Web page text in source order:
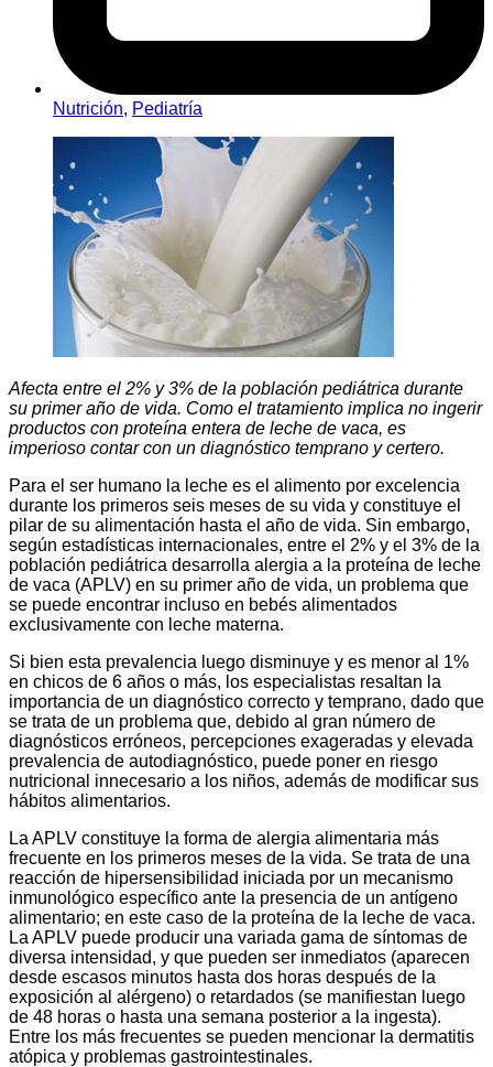
Nutrición, Pediatría
Afecta entre el 2% y 3% de la población pediátrica durante
su primer año de vida. Como el tratamiento implica no ingerir
productos con proteína entera de leche de vaca, es
imperioso contar con un diagnóstico temprano y certero.
Para el ser humano la leche es el alimento por excelencia
durante los primeros seis meses de su vida y constituye el
pilar de su alimentación hasta el año de vida. Sin embargo,
según estadísticas internacionales, entre el 2% y el 3% de la
población pediátrica desarrolla alergia a la proteína de leche
de vaca (APLV) en su primer año de vida, un problema que
se puede encontrar incluso en bebés alimentados
exclusivamente con leche materna.
Si bien esta prevalencia luego disminuye y es menor al 1%
en chicos de 6 años o más, los especialistas resaltan la
importancia de un diagnóstico correcto y temprano, dado que
se trata de un problema que, debido al gran número de
diagnósticos erróneos, percepciones exageradas y elevada
prevalencia de autodiagnóstico, puede poner en riesgo
nutricional innecesario a los niños, además de modificar sus
hábitos alimentarios.
La APLV constituye la forma de alergia alimentaria más
frecuente en los primeros meses de la vida. Se trata de una
reacción de hipersensibilidad iniciada por un mecanismo
inmunológico específico ante la presencia de un antígeno
alimentario; en este caso de la proteína de la leche de vaca.
La APLV puede producir una variada gama de síntomas de
diversa intensidad, y que pueden ser inmediatos (aparecen
desde escasos minutos hasta dos horas después de la
exposición al alérgeno) o retardados (se manifiestan luego
de 48 horas o hasta una semana posterior a la ingesta).
Entre los más frecuentes se pueden mencionar la dermatitis
atópica y problemas gastrointestinales.